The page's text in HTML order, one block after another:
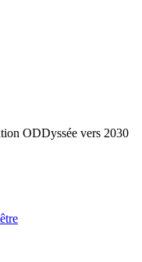
ODDyssée vers 2030